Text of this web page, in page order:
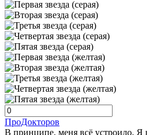
ПроДокторов
В принципе, меня всё устроило. Я